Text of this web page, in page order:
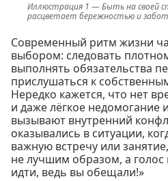
Быть на своей
расцветает бережностью и
Современный ритм жизни
выбором: следовать
выполнять обязательства
прислушаться к
Нередко кажется, что нет
и даже лёгкое недомогание
вызывают внутренний
оказывались в ситуации,
важную встречу или
не лучшим образом, а голос
идти, ведь вы обещали!»